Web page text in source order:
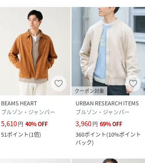
NV8181_42
42-18-0094-639-79-16 NV8181
BEAMS HEART
ブルゾン・ジャンパー
5,610円 40%OFF
51ポイント(1倍)
クーポン対象
URBAN RESEARCH ITEMS
ブルゾン・ジャンパー
3,960円 69%OFF
360ポイント(10%ポイント
バック)